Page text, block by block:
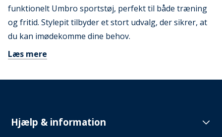
funktionelt Umbro sportstøj, perfekt til både træning
og fritid. Stylepit tilbyder et stort udvalg, der sikrer, at
du kan imødekomme dine behov.
Læs mere
Hjælp & information